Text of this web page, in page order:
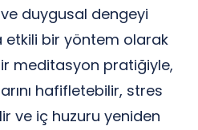
duygusal dengeyi
bir yöntem olarak
meditasyon pratiğiyle,
hafifletebilir, stres
ve iç huzuru yeniden